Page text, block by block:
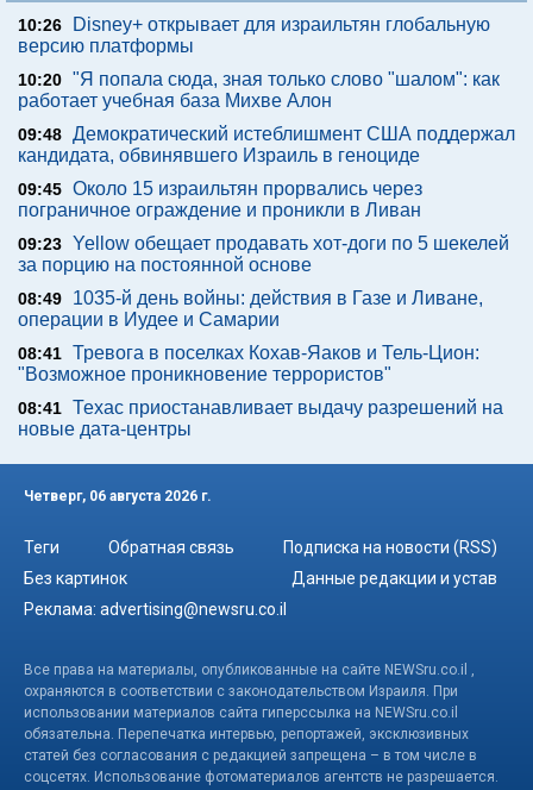
10:26
Disney+ открывает для израильтян глобальную
версию платформы
10:20 "Я попала сюда, зная только слово "шалом": как
работает учебная база Михве Алон
09:48 Демократический истеблишмент США поддержал
кандидата, обвинявшего Израиль в геноциде
09:45 Около 15 израильтян прорвались через
пограничное ограждение и проникли в Ливан
09:23 Yellow обещает продавать хот-доги по 5 шекелей
за порцию на постоянной основе
08:49
1035-й день войны: действия в Газе и Ливане,
операции в Иудее и Самарии
08:41 Тревога в поселках Кохав-Яаков и Тель-Цион:
"Возможное проникновение террористов"
08:41 Техас приостанавливает выдачу разрешений на
новые дата-центры
Четверг, 06 августа 2026 г.
Теги Обратная связь
Подписка на новости (RSS)
Без картинок
Данные редакции и устав
Реклама: advertising@newsru.co.il
Все права на материалы, опубликованные на сайте NEWSru.co.il ,
охраняются в соответствии с законодательством Израиля. При
использовании материалов сайта гиперссылка на NEWSru.co.il
обязательна. Перепечатка интервью, репортажей, эксклюзивных
статей без согласования с редакцией запрещена – в том числе в
соцсетях. Использование фотоматериалов агентств не разрешается.